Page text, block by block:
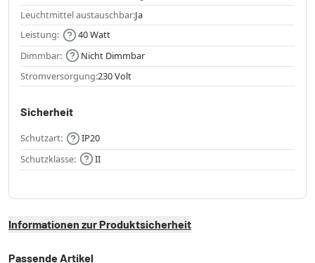
Leuchtmittel austauschbar:Ja
Leistung:
40 Watt
Dimmbar:
Nicht Dimmbar
Stromversorgung:230 Volt
Sicherheit
Schutzart:
IP20
Schutzklasse:
II
Informationen zur Produktsicherheit
Passende Artikel